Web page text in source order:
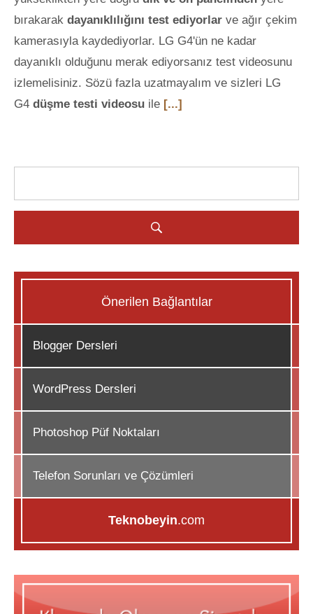
bırakarak dayanıklılığını test ediyorlar ve ağır çekim
kamerasıyla kaydediyorlar. LG G4'ün ne kadar
dayanıklı olduğunu merak ediyorsanız test videosunu
izlemelisiniz. Sözü fazla uzatmayalım ve sizleri LG
G4 düşme testi videosu ile [...]
Önerilen Bağlantılar
Blogger Dersleri
WordPress Dersleri
Photoshop Püf Noktaları
Telefon Sorunları ve Çözümleri
Teknobeyin.com